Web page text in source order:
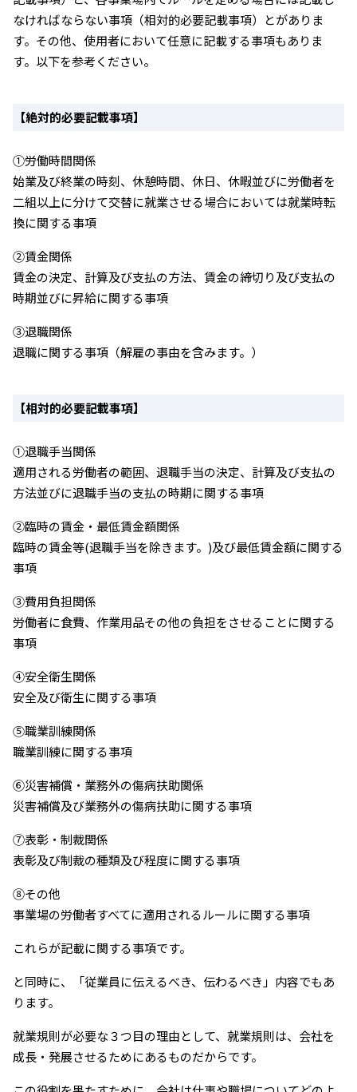
なければならない事項（相対的必要記載事項）とがありま
す。その他、使用者において任意に記載する事項もありま
す。以下を参考ください。
【絶対的必要記載事項】
①労働時間関係
始業及び終業の時刻、休憩時間、休日、休暇並びに労働者を
二組以上に分けて交替に就業させる場合においては就業時転
換に関する事項
②賃金関係
賃金の決定、計算及び支払の方法、賃金の締切り及び支払の
時期並びに昇給に関する事項
③退職関係
退職に関する事項（解雇の事由を含みます。）
【相対的必要記載事項】
①退職手当関係
適用される労働者の範囲、退職手当の決定、計算及び支払の
方法並びに退職手当の支払の時期に関する事項
②臨時の賃金・最低賃金額関係
臨時の賃金等(退職手当を除きます。)及び最低賃金額に関する
事項
③費用負担関係
労働者に食費、作業用品その他の負担をさせることに関する
事項
④安全衛生関係
安全及び衛生に関する事項
⑤職業訓練関係
職業訓練に関する事項
⑥災害補償・業務外の傷病扶助関係
災害補償及び業務外の傷病扶助に関する事項
⑦表彰・制裁関係
表彰及び制裁の種類及び程度に関する事項
⑧その他
事業場の労働者すべてに適用されるルールに関する事項
これらが記載に関する事項です。
と同時に、「従業員に伝えるべき、伝わるべき」内容でもあ
ります。
就業規則が必要な３つ目の理由として、就業規則は、会社を
成長・発展させるためにあるものだからです。